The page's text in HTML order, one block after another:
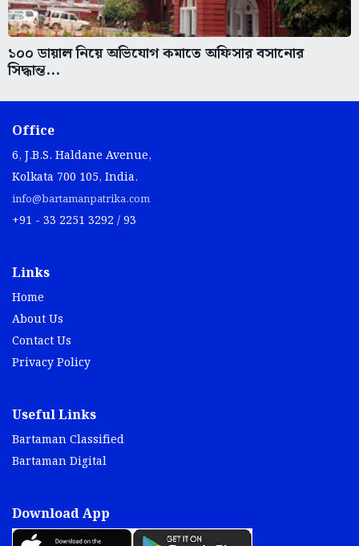
১০০ ডায়াল নিয়ে অভিযোগ কমাতে অফিসার বসানোর
সিদ্ধান্ত...
Office
6, J.B.S. Haldane Avenue,
Kolkata 700 105, India.
info@bartamanpatrika.com
+91 - 33 2251 3292 / 93
Links
Home
About Us
Contact Us
Privacy Policy
Useful Links
Bartaman Classified
Bartaman Digital
Download App